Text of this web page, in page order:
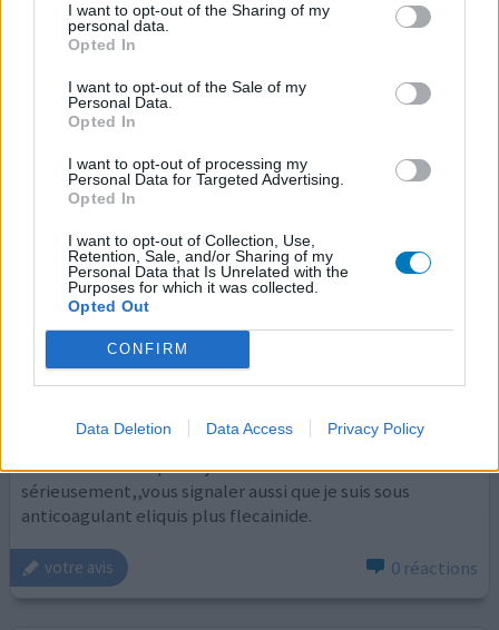
I want to opt-out of the Sharing of my
personal data.
Opted In
I want to opt-out of the Sale of my
Personal Data.
Opted In
I want to opt-out of processing my
Personal Data for Targeted Advertising.
Opted In
I want to opt-out of Collection, Use,
Retention, Sale, and/or Sharing of my
Personal Data that Is Unrelated with the
Purposes for which it was collected.
Opted Out
CONFIRM
Data Deletion Data Access Privacy Policy
Quantité effets secondaires
dans chaque oeil j arrête car brulure aux yeux
supportable, mais j ai peur que la brulure empire. je vais
consulter le medecin en juin.
votre avis 0 réactions
Carteol
26/10/2015 | Homme | 66
cartéolol (20mg/ml)
Glaucome
Efficacité
Quantité effets secondaires
1 mois de brulures de plus en plus intense de l œil ; arret
du traitement depuis 5 jours cela continue de m irriter
sérieusement,,vous signaler aussi que je suis sous
anticoagulant eliquis plus flecainide.
votre avis 0 réactions